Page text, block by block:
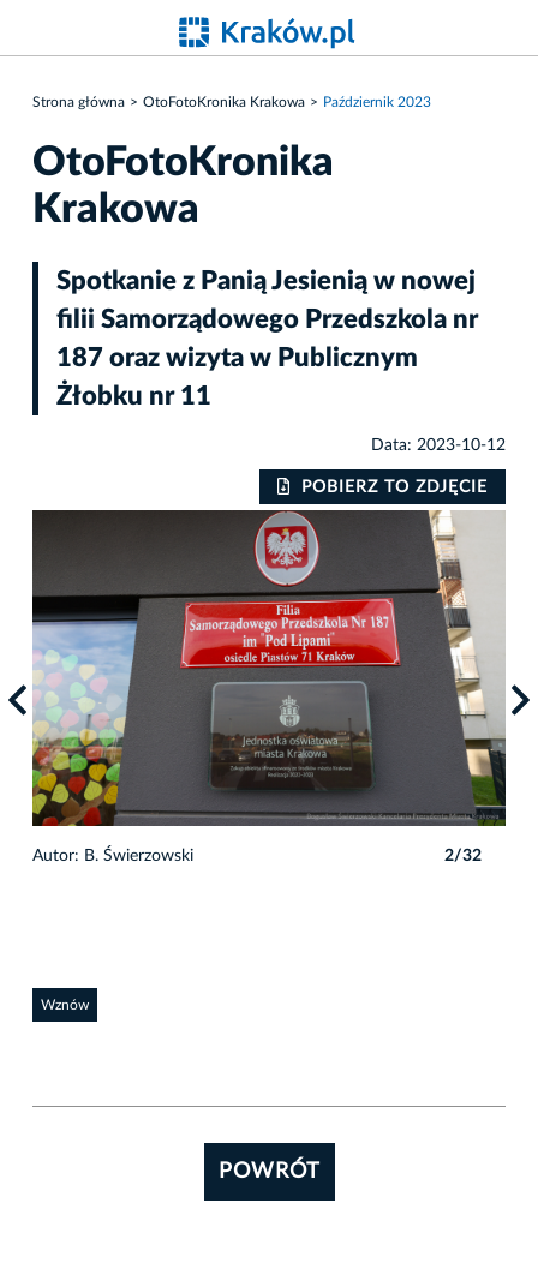
Strona główna OtoFotoKronika Krakowa Październik 2023
OtoFotoKronika
Krakowa
Spotkanie z Panią Jesienią w nowej
filii Samorządowego Przedszkola nr
187 oraz wizyta w Publicznym
Żłobku nr 11
Data: 2023-10-12
POBIERZ TO ZDJĘCIE
Autor: B. Świerzowski 2/32
Wznów
POWRÓT